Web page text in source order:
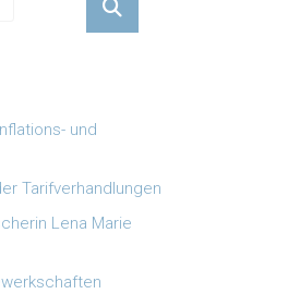
und
Tarifverhandlungen
Lena Marie